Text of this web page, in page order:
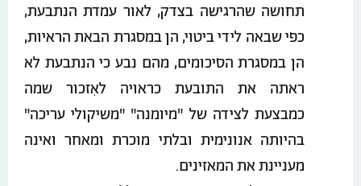
תחושה שהרגישה בצדק, לאור עמדת הנתבעת,
כפי שבאה לידי ביטוי, הן במסגרת הבאת הראיות,
הן במסגרת הסיכומים, מהם נבע כי הנתבעת לא
ראתה את התובעת כראויה לאִזכור שמה
כמבצעת לצידה של "מיומנה" "משיקולי עריכה"
בהיותה אנונימית ובלתי מוכרת ומאחר ואינה
מעניינת את המאזינים.